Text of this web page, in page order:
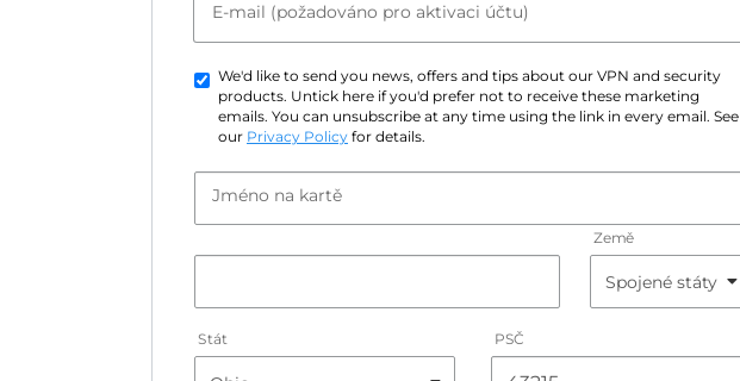
E-mail (požadováno pro aktivaci účtu)
We'd like to send you news, offers and tips about our VPN and security
products. Untick here if you'd prefer not to receive these marketing
emails. You can unsubscribe at any time using the link in every email. See
our Privacy Policy for details.
Jméno na kartě
Země
Stát PSČ